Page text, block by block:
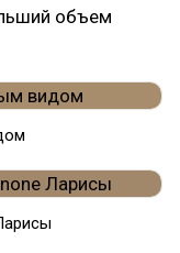
объем